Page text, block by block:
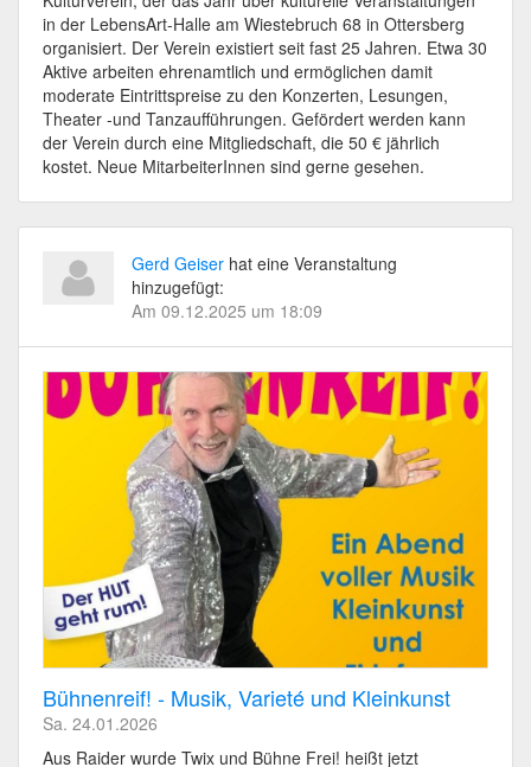
in der LebensArt-Halle am Wiestebruch 68 in Ottersberg
organisiert. Der Verein existiert seit fast 25 Jahren. Etwa 30
Aktive arbeiten ehrenamtlich und ermöglichen damit
moderate Eintrittspreise zu den Konzerten, Lesungen,
Theater -und Tanzaufführungen. Gefördert werden kann
der Verein durch eine Mitgliedschaft, die 50 € jährlich
kostet. Neue MitarbeiterInnen sind gerne gesehen.
Gerd Geiser hat eine Veranstaltung
hinzugefügt:
Am 09.12.2025 um 18:09
Bühnenreif! - Musik, Varieté und Kleinkunst
Sa. 24.01.2026
Aus Raider wurde Twix und Bühne Frei! heißt jetzt